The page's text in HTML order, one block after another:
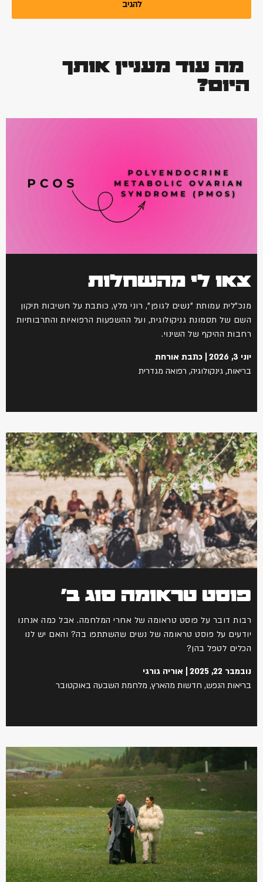
מה עוד מעניין אותך
היום?
צאו לי מהשחלות
מנכ"לית עמותת "נשים לגופן", רוני מלץ, כותבת על חשיבות תיקון
השם של תסמונת גניקולוגית, ועל ההשפעות הרפואיות והתרבותיות
רחבות ההיקף של השינוי.
יוני 3, 2026
כתבת אורחת
בריאות, גינקולוגיה, רפואה מגדרית
פוסט טראומה סוג ב'
רבות דובר על פוסט טראומה של אחרי המלחמה. אבל כמה אנחנו
יודעים על פוסט טראומה של נשים שהשתתפו בה? והאם יש לנו
הכלים לטפל בהן?
נובמבר 22, 2025
אוריה גורגי
בריאות הנפש, חדשות מהארץ, מלחמת השבעה באוקטובר